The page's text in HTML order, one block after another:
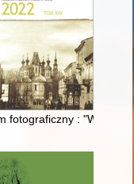
światowy
fotograficzny :